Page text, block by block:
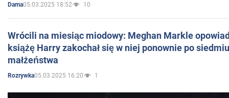
Dama05.03.2025 18:52 10
Wrócili na miesiąc miodowy: Meghan Markle
książę Harry zakochał się w niej ponownie po
małżeństwa
Rozrywka05.03.2025 16:20 1